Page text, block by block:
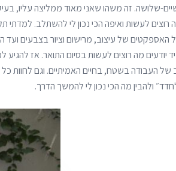
שלושה. זה משהו שאני מאוד ממליצה עליו,
לעשות ואיפה הכי נכון לי להשתלב. למדתי
של עיצוב, מרישום וציור בצבעים ועד
מה רוצים לעשות בסיום התואר. אז להגיע
העבודה בשטח, בחיים האמיתיים. וגם לחוות כל
ולהבין מה הכי נכון לי להמשך הדרך.